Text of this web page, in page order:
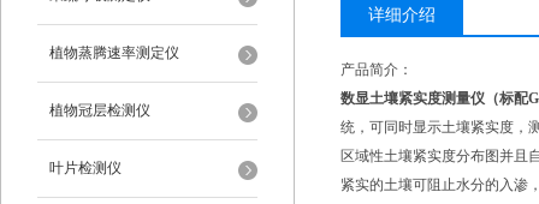
植物蒸腾速率测定仪
植物冠层检测仪
叶片检测仪
详细介绍
产品简介：
数显土壤紧实度测量仪 （标配
统，可同时显示土壤紧实度，
区域性土壤紧实度分布图并且
紧实的土壤可阻止水分的入渗